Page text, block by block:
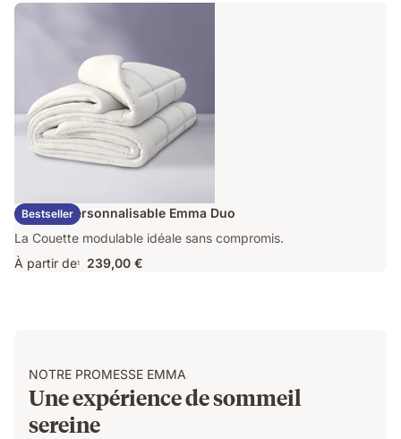
Bestseller
Couette Personnalisable Emma Duo
La Couette modulable idéale sans compromis.
À partir de1 239,00 €
NOTRE PROMESSE EMMA
Une expérience de sommeil
sereine